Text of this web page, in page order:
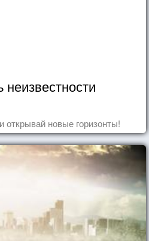
неизвестности
новые горизонты!